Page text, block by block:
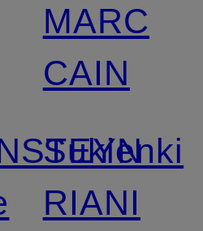
MARC
CAIN
Sukienki
RIANI